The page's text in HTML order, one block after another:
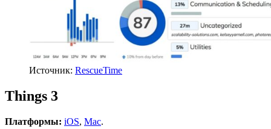
Источник: RescueTime
Things 3
Платформы: iOS, Mac.